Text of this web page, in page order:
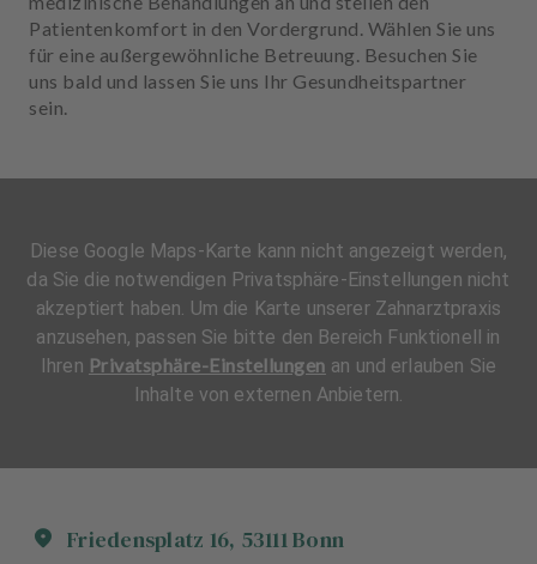
Patientenkomfort in den Vordergrund. Wählen Sie uns
für eine außergewöhnliche Betreuung. Besuchen Sie
uns bald und lassen Sie uns Ihr Gesundheitspartner
sein.
Friedensplatz 16, 53111Bonn
Diese Google Maps-Karte kann nicht angezeigt werden,
da Sie die notwendigen Privatsphäre-Einstellungen nicht
akzeptiert haben. Um die Karte unserer Zahnarztpraxis
anzusehen, passen Sie bitte den Bereich Funktionell in
Ihren Privatsphäre-Einstellungen an und erlauben Sie
Inhalte von externen Anbietern.